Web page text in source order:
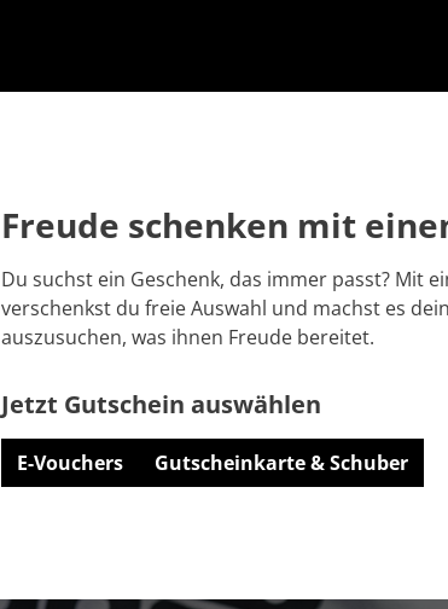
Freude schenken mit
Du suchst ein Geschenk, das immer passt? Mit
verschenkst du freie Auswahl und machst es
auszusuchen, was ihnen Freude bereitet.
Jetzt Gutschein auswählen
E-Vouchers Gutscheinkarte & Schuber